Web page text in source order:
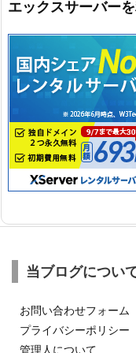
エックスサーバー
当ブログについ
お問い合わせフォーム
プライバシーポリシー
管理人について